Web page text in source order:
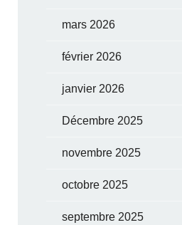
mars 2026
février 2026
janvier 2026
Décembre 2025
novembre 2025
octobre 2025
septembre 2025